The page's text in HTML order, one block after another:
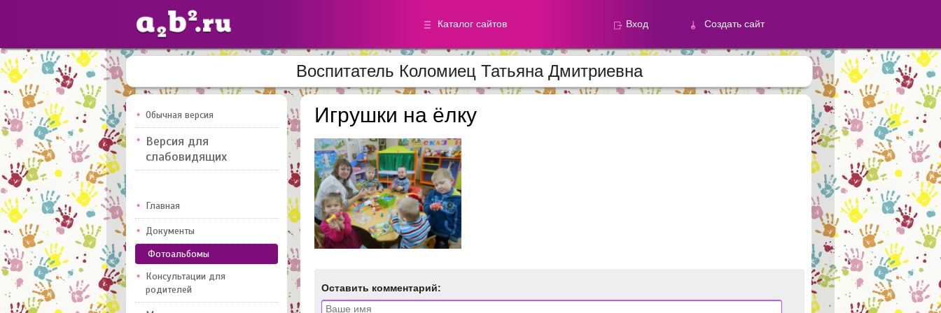
Каталог сайтов Создать сайт
Вход
Сайты
педагогов
Добавлено — 10947
Метод.
материалы
Добавлено — 59868
Галереи
Воспитатель Коломиец Татьяна Дмитриевна
Обычная версия
Версия для
слабовидящих
Главная
Документы
Фотоальбомы
Консультации для
родителей
Игрушки на ёлку
Оставить комментарий: